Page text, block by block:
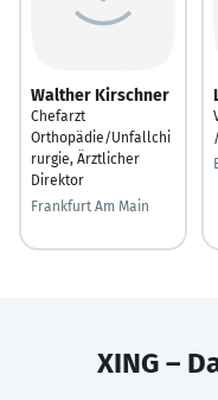
Walther Kirschner
Chefarzt
Orthopädie/Unfallchi
rurgie, Ärztlicher
Direktor
Frankfurt Am Main
XING –